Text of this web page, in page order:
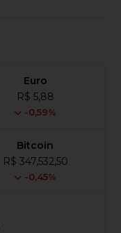
Euro
R$ 5,88
-0,59%
Bitcoin
R$ 347,532,50
-0,45%